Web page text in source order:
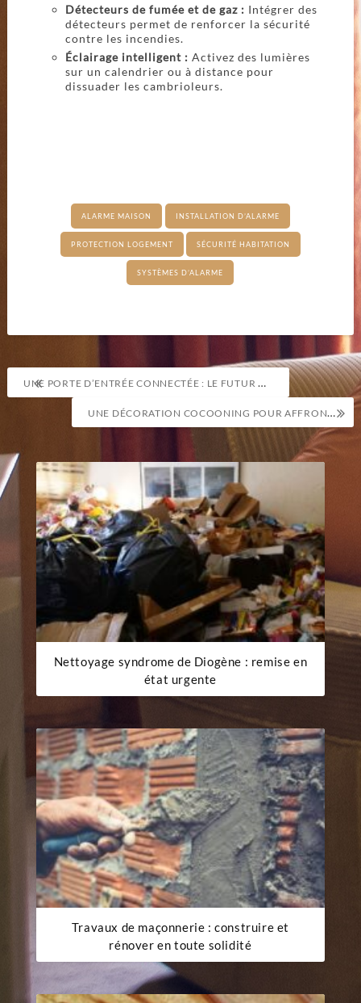
Détecteurs de fumée et de gaz : Intégrer des
détecteurs permet de renforcer la sécurité
contre les incendies.
Éclairage intelligent : Activez des lumières
sur un calendrier ou à distance pour
dissuader les cambrioleurs.
ALARME MAISON INSTALLATION D’ALARME
PROTECTION LOGEMENT SÉCURITÉ HABITATION
SYSTÈMES D’ALARME
Navigation
de
l’article
UNE PORTE D’ENTRÉE CONNECTÉE : LE FUTUR DE LA SÉCURITÉ DOMESTIQUE
UNE DÉCORATION COCOONING POUR AFFRONTER L’HIVER AVEC STYLE
Nettoyage syndrome de Diogène : remise en
état urgente
Travaux de maçonnerie : construire et
rénover en toute solidité